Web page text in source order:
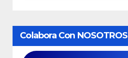
Colabora Con NOSOTROS